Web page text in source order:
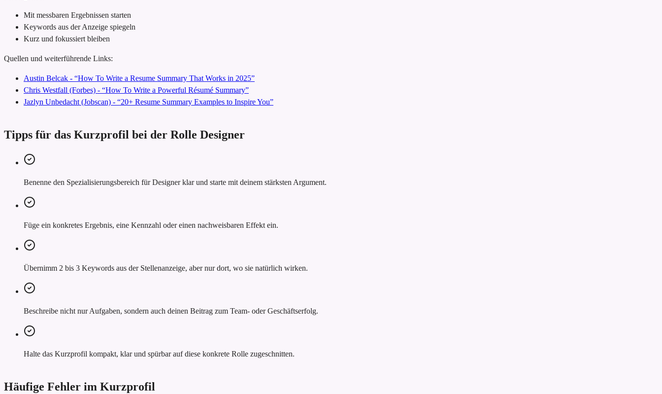
Mit messbaren Ergebnissen starten
Keywords aus der Anzeige spiegeln
Kurz und fokussiert bleiben
Quellen und weiterführende Links:
Austin Belcak - “How To Write a Resume Summary That Works in 2025”
Chris Westfall (Forbes) - “How To Write a Powerful Résumé Summary”
Jazlyn Unbedacht (Jobscan) - “20+ Resume Summary Examples to Inspire You”
Tipps für das Kurzprofil bei der Rolle Designer
Benenne den Spezialisierungsbereich für Designer klar und starte mit deinem stärksten Argument.
Füge ein konkretes Ergebnis, eine Kennzahl oder einen nachweisbaren Effekt ein.
Übernimm 2 bis 3 Keywords aus der Stellenanzeige, aber nur dort, wo sie natürlich wirken.
Beschreibe nicht nur Aufgaben, sondern auch deinen Beitrag zum Team- oder Geschäftserfolg.
Halte das Kurzprofil kompakt, klar und spürbar auf diese konkrete Rolle zugeschnitten.
Häufige Fehler im Kurzprofil